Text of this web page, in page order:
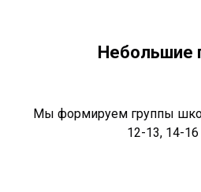
Небольшие
Мы формируем группы
12-13, 14-16